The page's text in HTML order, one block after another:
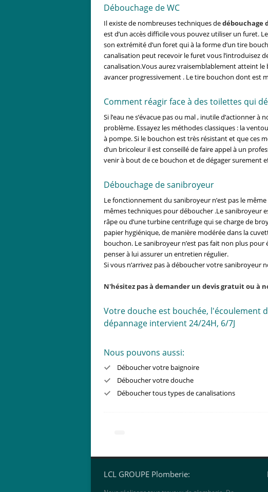
Débouchage de WC
Il existe de nombreuses techniques dedébouchage
est d’un accès difficile vous pouvez utiliser un furet.
son extrémité d’un foret qui à la forme d’un tire
canalisation peut recevoir le furet vous l’introduisez
canalisation.Vous aurez vraisemblablement atteint
avancer progressivement . Le tire bouchon dont est
Comment réagir face à des toilettes qui
Si l’eau ne s’évacue pas ou mal , inutile d’actionner
problème. Essayez les méthodes classiques : la
à pompe. Si le bouchon est très résistant et que ces
d’un bricoleur il est conseillé de faire appel à un
venir à bout de ce bouchon et de dégager surement
Débouchage de sanibroyeur
Le fonctionnement du sanibroyeur n’est pas le
mêmes techniques pour déboucher .Le sanibroyeur
râpe ou d’une turbine centrifuge qui se charge de
papier hygiénique, de manière modérée dans la
bouchon. Le sanibroyeur n’est pas fait non plus
penser à lui assurer un entretien régulier.
Si vous n’arrivez pas à déboucher votre
N'hésitez pas à demander un devis gratuit ou à
Votre douche est bouchée, l'écoulement
dépannage intervient 24/24H, 6/7J
Nous pouvons aussi:
Déboucher votre baignoire
Déboucher votre douche
Déboucher tous types de canalisations
LCL GROUPE Plomberie: